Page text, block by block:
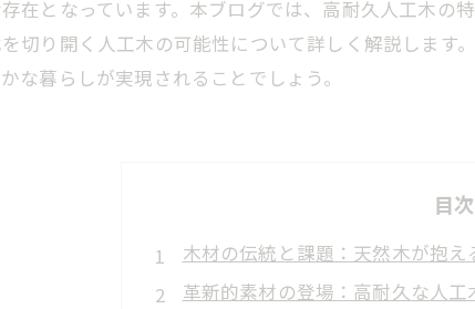
在となっています。本ブログでは、高耐久人工木
切り開く人工木の可能性について詳しく解説しま
な暮らしが実現されることでしょう。
目次
木材の伝統と課題：天然木が抱
革新的素材の登場：高耐久な人工